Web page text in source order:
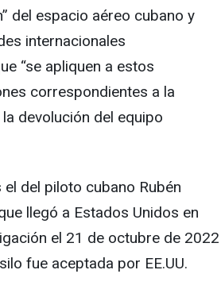
del espacio aéreo cubano y
internacionales
“se apliquen a estos
correspondientes a la
devolución del equipo
del piloto cubano Rubén
llegó a Estados Unidos en
el 21 de octubre de 2022
fue aceptada por EE.UU.